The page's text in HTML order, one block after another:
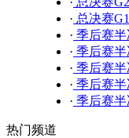
· 总决赛
· 季后赛
· 季后赛
· 季后赛
· 季后赛
· 季后赛
热门频道